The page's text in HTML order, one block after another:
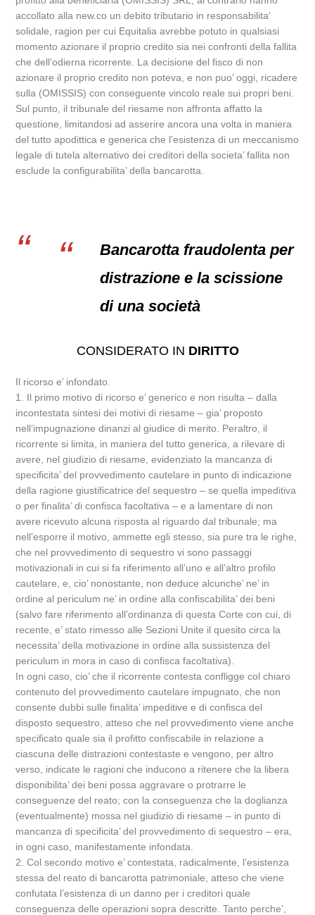
accollato alla new.co un debito tributario in responsabilita’
solidale, ragion per cui Equitalia avrebbe potuto in qualsiasi
momento azionare il proprio credito sia nei confronti della fallita
che dell’odierna ricorrente. La decisione del fisco di non
azionare il proprio credito non poteva, e non puo’ oggi, ricadere
sulla (OMISSIS) con conseguente vincolo reale sui propri beni.
Sul punto, il tribunale del riesame non affronta affatto la
questione, limitandosi ad asserire ancora una volta in maniera
del tutto apodittica e generica che l’esistenza di un meccanismo
legale di tutela alternativo dei creditori della societa’ fallita non
esclude la configurabilita’ della bancarotta.
Bancarotta fraudolenta per
distrazione e la scissione
di una società
CONSIDERATO IN DIRITTO
Il ricorso e’ infondato.
1. Il primo motivo di ricorso e’ generico e non risulta – dalla
incontestata sintesi dei motivi di riesame – gia’ proposto
nell’impugnazione dinanzi al giudice di merito. Peraltro, il
ricorrente si limita, in maniera del tutto generica, a rilevare di
avere, nel giudizio di riesame, evidenziato la mancanza di
specificita’ del provvedimento cautelare in punto di indicazione
della ragione giustificatrice del sequestro – se quella impeditiva
o per finalita’ di confisca facoltativa – e a lamentare di non
avere ricevuto alcuna risposta al riguardo dal tribunale; ma
nell’esporre il motivo, ammette egli stesso, sia pure tra le righe,
che nel provvedimento di sequestro vi sono passaggi
motivazionali in cui si fa riferimento all’uno e all’altro profilo
cautelare, e, cio’ nonostante, non deduce alcunche’ ne’ in
ordine al periculum ne’ in ordine alla confiscabilita’ dei beni
(salvo fare riferimento all’ordinanza di questa Corte con cui, di
recente, e’ stato rimesso alle Sezioni Unite il quesito circa la
necessita’ della motivazione in ordine alla sussistenza del
periculum in mora in caso di confisca facoltativa).
In ogni caso, cio’ che il ricorrente contesta confligge col chiaro
contenuto del provvedimento cautelare impugnato, che non
consente dubbi sulle finalita’ impeditive e di confisca del
disposto sequestro, atteso che nel provvedimento viene anche
specificato quale sia il profitto confiscabile in relazione a
ciascuna delle distrazioni contestaste e vengono, per altro
verso, indicate le ragioni che inducono a ritenere che la libera
disponibilita’ dei beni possa aggravare o protrarre le
conseguenze del reato; con la conseguenza che la doglianza
(eventualmente) mossa nel giudizio di riesame – in punto di
mancanza di specificita’ del provvedimento di sequestro – era,
in ogni caso, manifestamente infondata.
2. Col secondo motivo e’ contestata, radicalmente, l’esistenza
stessa del reato di bancarotta patrimoniale, atteso che viene
confutata l’esistenza di un danno per i creditori quale
conseguenza delle operazioni sopra descritte. Tanto perche’,